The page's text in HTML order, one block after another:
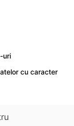
uri
cu caracter